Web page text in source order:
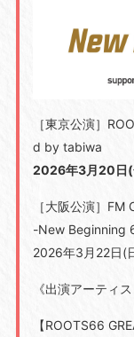
［東京公演］
d by tabiwa
2026年3月20日(
［大阪公演］
-New
2026年3月22日(
《出演アーティ
【ROOTS66